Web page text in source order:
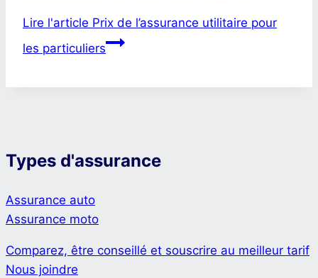
Lire l'article Prix de l’assurance utilitaire pour
les particuliers
Types d'assurance
Assurance auto
Assurance moto
Comparez, être conseillé et souscrire au meilleur tarif
Nous joindre